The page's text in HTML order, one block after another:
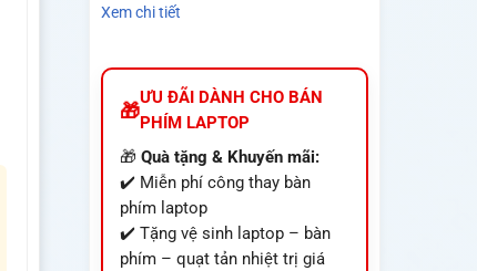
Xem chi tiết
ƯU ĐÃI DÀNH CHO BÁN
PHÍM LAPTOP
🎁Quà tặng & Khuyến mãi:
✔️ Miễn phí công thay bàn
phím laptop
✔️ Tặng vệ sinh laptop – bàn
phím – quạt tản nhiệt trị giá